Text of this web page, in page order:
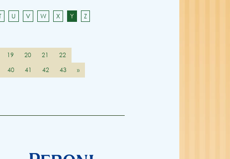
U V W X Y Z
19 20 21
22
40 41 42 43 »